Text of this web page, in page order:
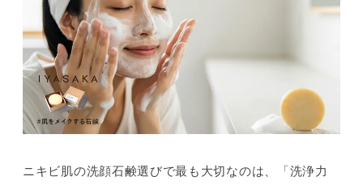
ニキビ肌の洗顔石鹸選びで最も大切なのは、「洗浄力